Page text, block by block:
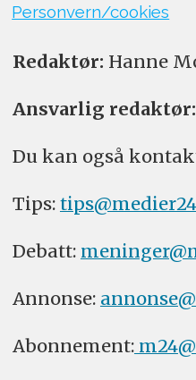
Personvern/cookies
Redaktør: Hanne
Ansvarlig redaktør:
Du kan også
Tips:
Debatt:
Annonse:
Abonnement: